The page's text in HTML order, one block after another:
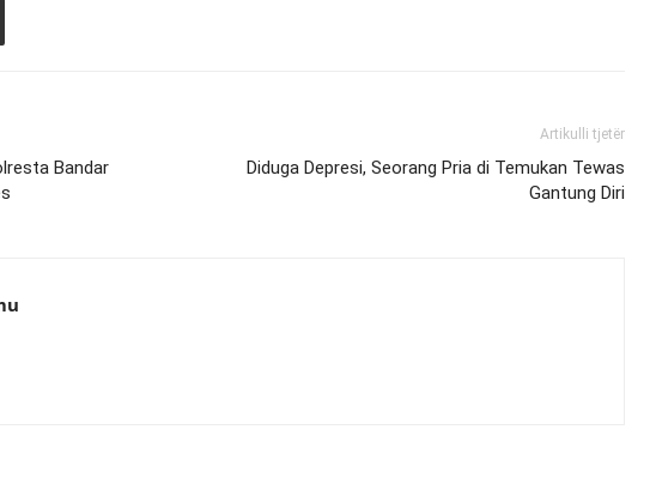
Bandar
Artikulli tjetër
Diduga Depresi, Seorang Pria di Temukan Tewas
Gantung Diri